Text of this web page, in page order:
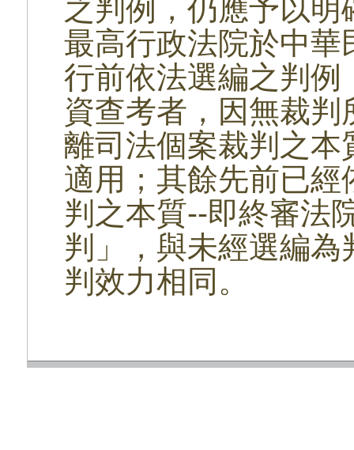
之判例，仍應予以
最高行政法院於中
行前依法選編之判
資查考者，因無裁
離司法個案裁判之
適用；其餘先前已
判之本質--即終審法
判」，與未經選編
判效力相同。